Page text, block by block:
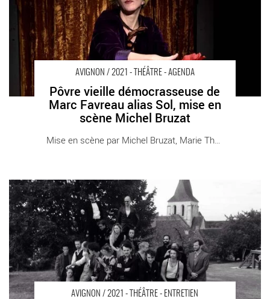
AVIGNON / 2021 - THÉÂTRE - AGENDA
Pôvre vieille démocrasseuse de
Marc Favreau alias Sol, mise en
scène Michel Bruzat
Mise en scène par Michel Bruzat, Marie Thomas [...]
AVIGNON / 2021 - THÉÂTRE - ENTRETIEN
Le Ciel, la nuit et la fête, entretien avec Emilien Diard-Detoeuf -
Critique sortie Avignon / 2021 Avignon